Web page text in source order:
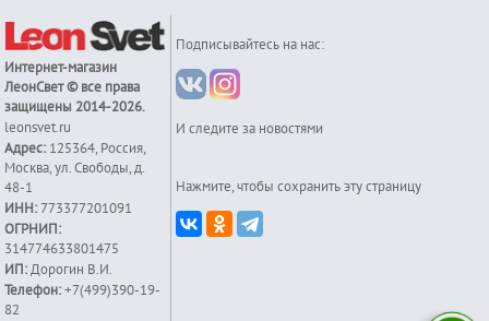
Интернет-магазин
ЛеонСвет© все права
защищены 2014-2026.
leonsvet.ru
Адрес: 125364,Россия,
Москва,ул. Свободы, д.
48-1
ИНН:773377201091
ОГРНИП:
314774633801475
ИП:Дорогин В.И.
Телефон: +7(499)390-19-
82
Подписывайтесь на нас:
И следите за новостями
Нажмите, чтобы сохранить эту страницу